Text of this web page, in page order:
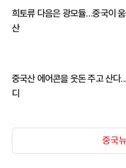
희토류 다음은 광모듈…중국이
산
중국산 에어콘을 웃돈 주고 산다
디
중국